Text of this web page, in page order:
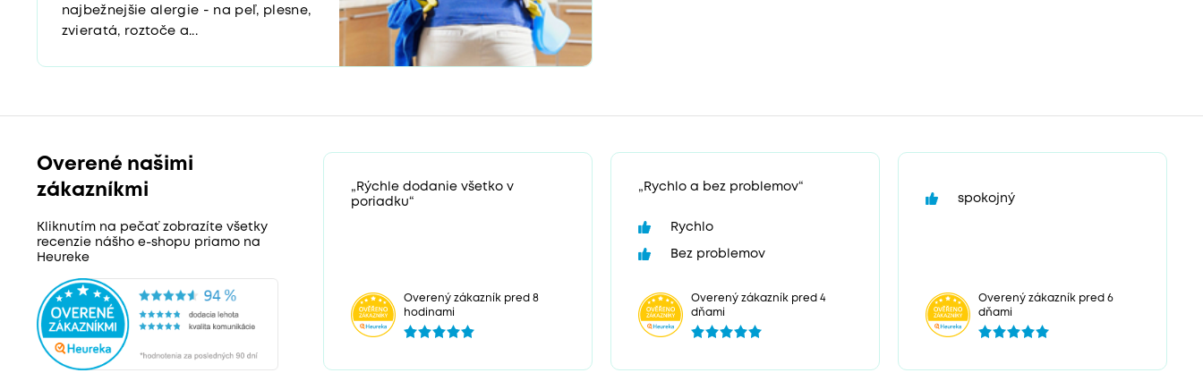
najbežnejšie alergie - na peľ, plesne,
zvieratá, roztoče a...
Overené našimi
zákazníkmi
Kliknutím na pečať zobrazíte všetky
recenzie nášho e-shopu priamo na
Heureke
„Rýchle dodanie všetko v
poriadku“
Overený zákazník pred 8
hodinami
„Rychlo a bez problemov“
Rychlo
Bez problemov
Overený zákazník pred 4
dňami
spokojný
Overený zákazník pred 6
dňami